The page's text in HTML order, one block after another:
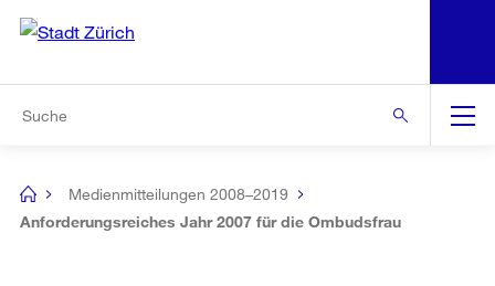
Navigation
[no
title]
Medienmitteilungen 2008–2019
Anforderungsreiches Jahr 2007 für die Ombudsfrau